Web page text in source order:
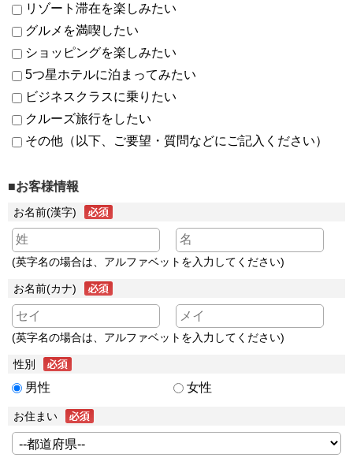
リゾート滞在を楽しみたい
グルメを満喫したい
ショッピングを楽しみたい
5つ星ホテルに泊まってみたい
ビジネスクラスに乗りたい
クルーズ旅行をしたい
その他（以下、ご要望・質問などにご記入ください）
■お客様情報
お名前(漢字)
(英字名の場合は、アルファベットを入力してください)
お名前(カナ)
(英字名の場合は、アルファベットを入力してください)
性別
男性 女性
お住まい